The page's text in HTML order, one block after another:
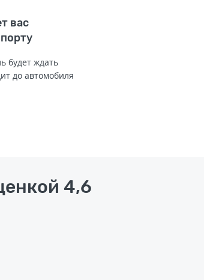
вас
будет ждать
до автомобиля
4,6